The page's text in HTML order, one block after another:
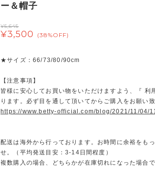
ー＆帽子
¥5,645
¥3,500 (38%OFF)
★サイズ：66/73/80/90cm
【注意事項】
皆様に安心してお買い物をいただけますよう、『 利
ります。必ず目を通して頂いてからご購入をお願い
https://www.betty-official.com/blog/2021/11/04/
配送は海外から行っております。お時間に余裕をも
せ。（平均発送目安：3-14日間程度）
複数購入の場合、どちらかが在庫切れになった場合